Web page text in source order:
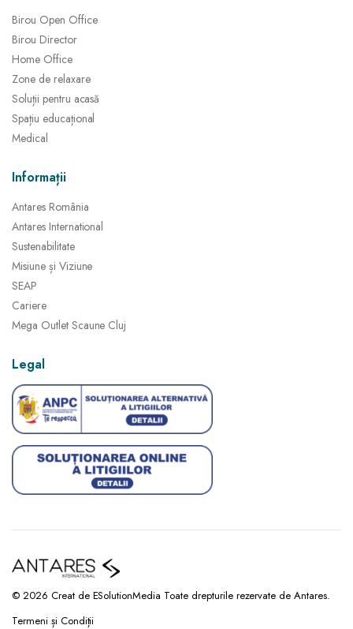
Birou Open Office
Birou Director
Home Office
Zone de relaxare
Soluții pentru acasă
Spațiu educațional
Medical
Informații
Antares România
Antares International
Sustenabilitate
Misiune și Viziune
SEAP
Cariere
Mega Outlet Scaune Cluj
Legal
© 2026 Creat de ESolutionMedia Toate drepturile rezervate de Antares.
Termeni și Condiții